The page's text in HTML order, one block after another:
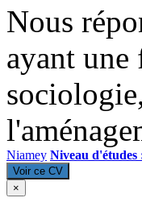
Nous
ayant une
Niamey Niveau d'études
Voir ce CV
×